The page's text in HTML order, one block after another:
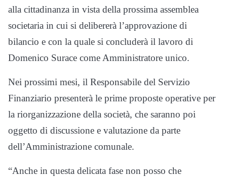
alla cittadinanza in vista della prossima assemblea
societaria in cui si delibererà l’approvazione di
bilancio e con la quale si concluderà il lavoro di
Domenico Surace come Amministratore unico.
Nei prossimi mesi, il Responsabile del Servizio
Finanziario presenterà le prime proposte operative per
la riorganizzazione della società, che saranno poi
oggetto di discussione e valutazione da parte
dell’Amministrazione comunale.
“Anche in questa delicata fase non posso che